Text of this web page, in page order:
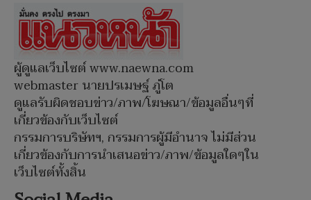
ผู้ดูแลเว็บไซต์ www.naewna.com
webmaster นายปรเมษฐ์ ภู่โต
ดูแลรับผิดชอบข่าว/ภาพ/โฆษณา/ข้อมูลอื่นๆที่
เกี่ยวข้องกับเว็บไซต์
กรรมการบริษัทฯ, กรรมการผู้มีอำนาจ ไม่มีส่วน
เกี่ยวข้องกับการนำเสนอข่าว/ภาพ/ข้อมูลใดๆใน
เว็บไซต์ทั้งสิ้น